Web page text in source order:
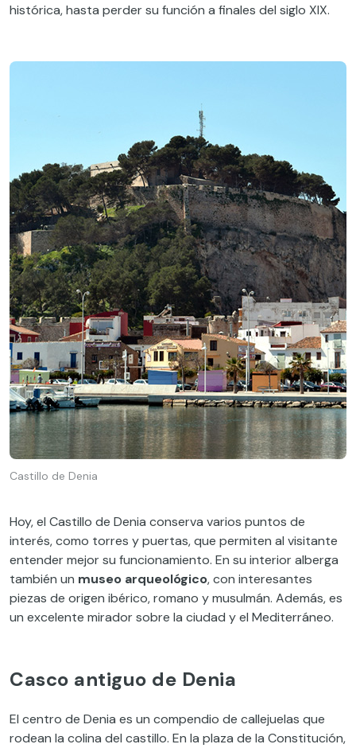
histórica, hasta perder su función a finales del siglo XIX.
Castillo de Denia
Hoy, el Castillo de Denia conserva varios puntos de
interés, como torres y puertas, que permiten al visitante
entender mejor su funcionamiento. En su interior alberga
también un museo arqueológico, con interesantes
piezas de origen ibérico, romano y musulmán. Además, es
un excelente mirador sobre la ciudad y el Mediterráneo.
Casco antiguo de Denia
El centro de Denia es un compendio de callejuelas que
rodean la colina del castillo. En la plaza de la Constitución,